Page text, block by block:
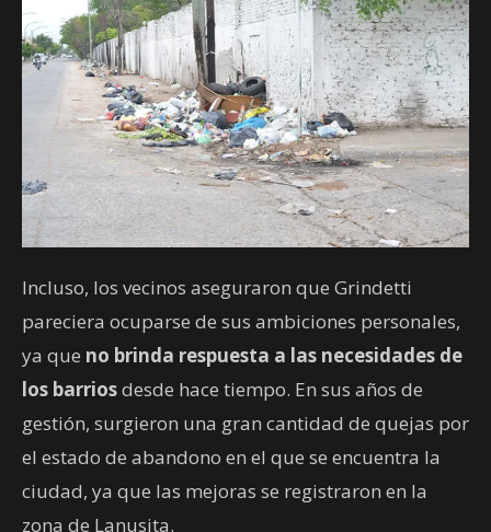
Incluso, los vecinos aseguraron que Grindetti
pareciera ocuparse de sus ambiciones personales,
ya que no brinda respuesta a las necesidades de
los barriosdesde hace tiempo. En sus años de
gestión, surgieron una gran cantidad de quejas por
el estado de abandono en el que se encuentra la
ciudad, ya que las mejoras se registraron en la
zona de Lanusita.